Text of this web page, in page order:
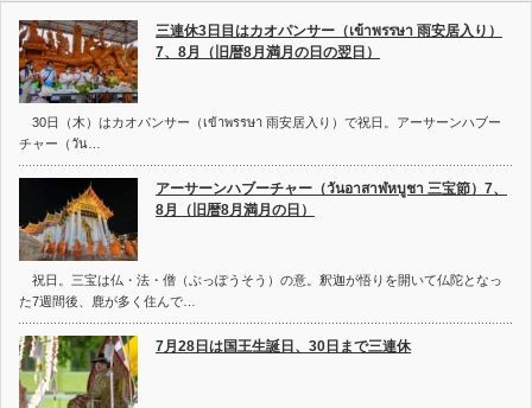
三連休3日目はカオパンサー（เข้าพรรษา 雨安居入り）
7、8月（旧暦8月満月の日の翌日）
30日（木）はカオパンサー（เข้าพรรษา 雨安居入り）で祝日。アーサーンハブー
チャー（วัน…
アーサーンハブーチャー（วันอาสาฬหบูชา 三宝節）7、
8月（旧暦8月満月の日）
祝日。三宝は仏・法・僧（ぶっぽうそう）の意。釈迦が悟りを開いて仏陀となっ
た7週間後、鹿が多く住んで…
7月28日は国王生誕日、30日まで三連休